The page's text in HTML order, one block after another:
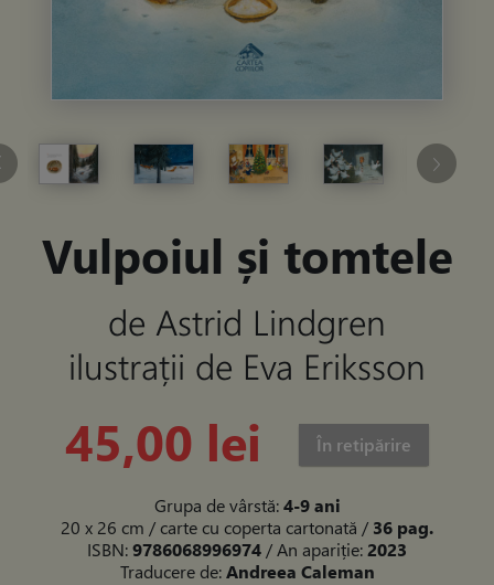
Vulpoiul și tomtele
de Astrid Lindgren
ilustrații de Eva Eriksson
45,00 lei În retipărire
Grupa de vârstă:4-9 ani
20 x 26 cm / carte cu coperta cartonată / 36 pag.
ISBN:9786068996974 / An apariție:2023
Traducere de:Andreea Caleman